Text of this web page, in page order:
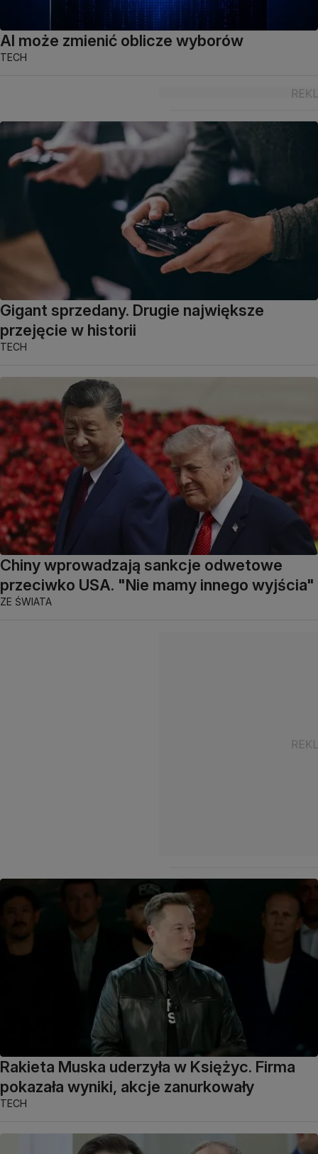
AI może zmienić oblicze wyborów
TECH
Gigant sprzedany. Drugie największe
przejęcie w historii
TECH
Chiny wprowadzają sankcje odwetowe
przeciwko USA. "Nie mamy innego wyjścia"
ZE ŚWIATA
Rakieta Muska uderzyła w Księżyc. Firma
pokazała wyniki, akcje zanurkowały
TECH